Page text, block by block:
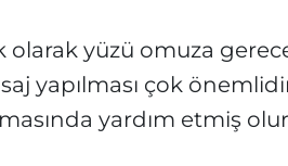
yüzü omuza
yapılması çok
yardım etmiş